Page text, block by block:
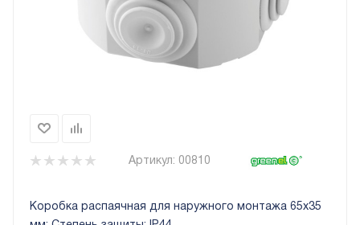
Артикул: 00810
Коробка распаячная для наружного монтажа 65x35